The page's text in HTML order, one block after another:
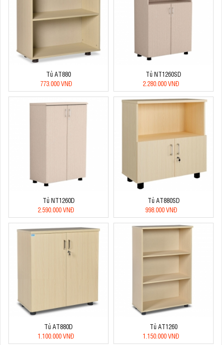
Tủ AT880
773.000 VNĐ
Tủ NT1260SD
2.280.000 VNĐ
Tủ NT1260D
2.590.000 VNĐ
Tủ AT880SD
998.000 VNĐ
Tủ AT880D
1.100.000 VNĐ
Tủ AT1260
1.150.000 VNĐ